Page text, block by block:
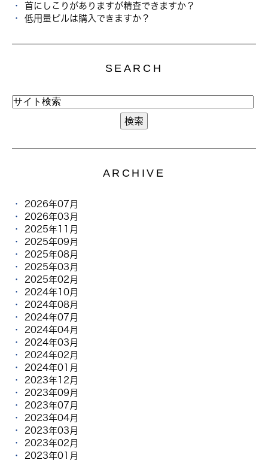
首にしこりがありますが精査できますか？
低用量ピルは購入できますか？
SEARCH
ARCHIVE
2026年07月
2026年03月
2025年11月
2025年09月
2025年08月
2025年03月
2025年02月
2024年10月
2024年08月
2024年07月
2024年04月
2024年03月
2024年02月
2024年01月
2023年12月
2023年09月
2023年07月
2023年04月
2023年03月
2023年02月
2023年01月